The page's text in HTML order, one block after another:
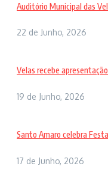
Auditório Municipal das
22 de Junho, 2026
Velas recebe
19 de Junho, 2026
Santo Amaro celebra
17 de Junho, 2026